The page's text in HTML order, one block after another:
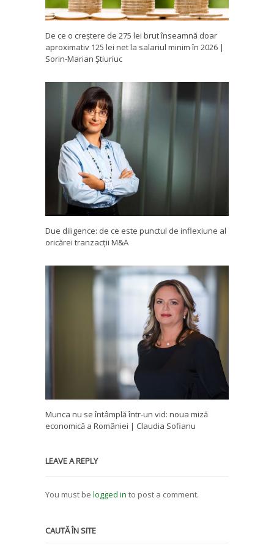
De ce o creștere de 275 lei brut înseamnă doar
aproximativ 125 lei net la salariul minim în 2026 |
Sorin-Marian Știuriuc
Due diligence: de ce este punctul de inflexiune al
oricărei tranzacții M&A
Munca nu se întâmplă într-un vid: noua miză
economică a României | Claudia Sofianu
LEAVE A REPLY
You must be logged in to post a comment.
CAUTĂ ÎN SITE